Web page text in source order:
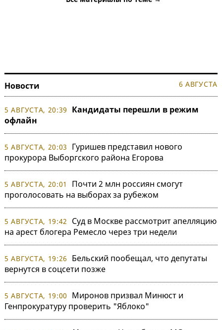
Новости 6 АВГУСТА
5 АВГУСТА, 20:39
Кандидаты перешли в режим
офлайн
5 АВГУСТА, 20:03
Гуришев представил нового
прокурора Выборгского района Егорова
5 АВГУСТА, 20:01
Почти 2 млн россиян смогут
проголосовать на выборах за рубежом
5 АВГУСТА, 19:42
Суд в Москве рассмотрит апелляцию
на арест блогера Ремесло через три недели
5 АВГУСТА, 19:26
Бельский пообещал, что депутаты
вернутся в соцсети позже
5 АВГУСТА, 19:00
Миронов призвал Минюст и
Генпрокуратуру проверить "Яблоко"